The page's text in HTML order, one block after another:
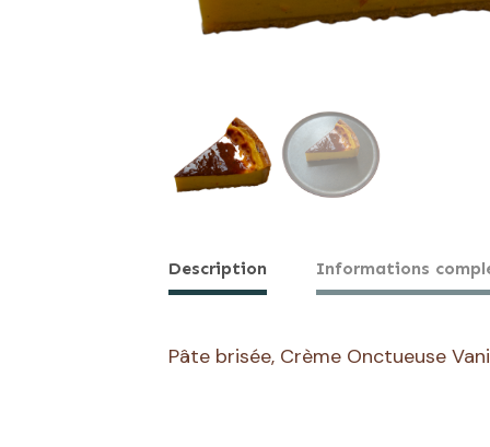
Description Informations
Pâte brisée, Crème Onctueuse